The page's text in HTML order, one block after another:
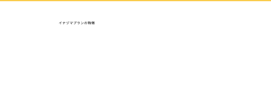
​イナヅマプランの特徴